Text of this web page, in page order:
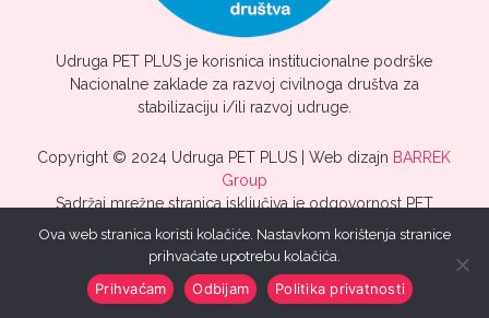
Udruga PET PLUS je korisnica institucionalne podrške
Nacionalne zaklade za razvoj civilnoga društva za
stabilizaciju i/ili razvoj udruge.
Copyright © 2024 Udruga PET PLUS | Web dizajn BARREK
Group
Sadržaj mrežne stranica isključiva je odgovornost PET
PLUS.
Ova web stranica koristi kolačiće. Nastavkom korištenja stranice
prihvaćate upotrebu kolačića.
Prihvaćam Odbijam Politika privatnosti